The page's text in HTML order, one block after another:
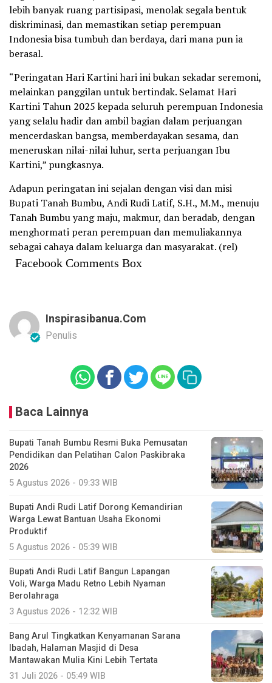
lebih banyak ruang partisipasi, menolak segala bentuk
diskriminasi, dan memastikan setiap perempuan
Indonesia bisa tumbuh dan berdaya, dari mana pun ia
berasal.
“Peringatan Hari Kartini hari ini bukan sekadar seremoni,
melainkan panggilan untuk bertindak. Selamat Hari
Kartini Tahun 2025 kepada seluruh perempuan Indonesia
yang selalu hadir dan ambil bagian dalam perjuangan
mencerdaskan bangsa, memberdayakan sesama, dan
meneruskan nilai-nilai luhur, serta perjuangan Ibu
Kartini,” pungkasnya.
Adapun peringatan ini sejalan dengan visi dan misi
Bupati Tanah Bumbu, Andi Rudi Latif, S.H., M.M., menuju
Tanah Bumbu yang maju, makmur, dan beradab, dengan
menghormati peran perempuan dan memuliakannya
sebagai cahaya dalam keluarga dan masyarakat. (rel)
Facebook Comments Box
Inspirasibanua.com
Penulis
Baca Lainnya
Bupati Tanah Bumbu Resmi Buka Pemusatan
Pendidikan dan Pelatihan Calon Paskibraka
2026
5 Agustus 2026 - 09:33 WIB
Bupati Andi Rudi Latif Dorong Kemandirian
Warga Lewat Bantuan Usaha Ekonomi
Produktif
5 Agustus 2026 - 05:39 WIB
Bupati Andi Rudi Latif Bangun Lapangan
Voli, Warga Madu Retno Lebih Nyaman
Berolahraga
3 Agustus 2026 - 12:32 WIB
Bang Arul Tingkatkan Kenyamanan Sarana
Ibadah, Halaman Masjid di Desa
Mantawakan Mulia Kini Lebih Tertata
31 Juli 2026 - 05:49 WIB